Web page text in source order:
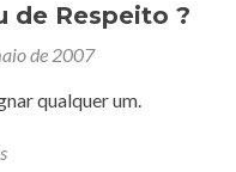
de Respeito ?
de 2007
qualquer um.